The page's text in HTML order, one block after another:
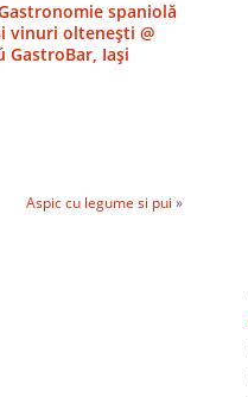
spaniolă
vinuri olteneşti @
GastroBar, Iaşi
Aspic cu legume si pui »